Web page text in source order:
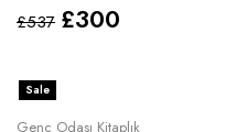
£537 £300
Sale
Genç Odası Kitaplık